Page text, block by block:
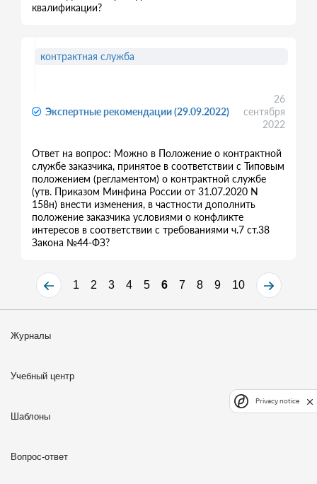
квалификации?
Экспертные рекомендации (29.09.2022)
26
сентября
2022
Ответ на вопрос: Можно в Положение о контрактной
службе заказчика, принятое в соответствии с Типовым
положением (регламентом) о контрактной службе
(утв. Приказом Минфина России от 31.07.2020 N
158н) внести изменения, в частности дополнить
положение заказчика условиями о конфликте
интересов в соответствии с требованиями ч.7 ст.38
Закона №44-ФЗ?
контрактная служба
1 2 3 4 5 6 7 8 9 10
Журналы
Учебный центр
Шаблоны
Вопрос-ответ
Privacy notice